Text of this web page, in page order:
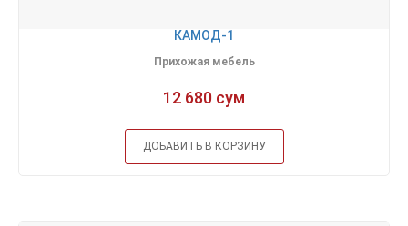
КАМОД-1
Прихожая мебель
12 680 сум
ДОБАВИТЬ В КОРЗИНУ